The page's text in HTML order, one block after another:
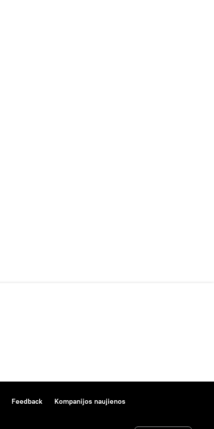
Feedback Kompanijos naujienos